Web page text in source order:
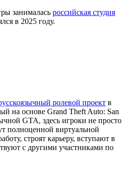
занималась российская студия
в 2025 году.
ролевой проект в
на основе Grand Theft Auto: San
GTA, здесь игроки не просто
полноценной виртуальной
строят карьеру, вступают в
с другими участниками по